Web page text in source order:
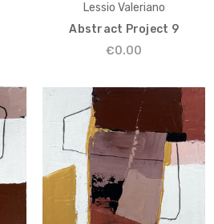
Lessio Valeriano
Abstract Project 9
€0.00